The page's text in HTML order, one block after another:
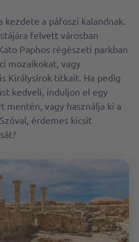
kezdete a páfoszi kalandnak.
felvett városban
Paphos régészeti parkban
mozaikokat, vagy
Királysírok titkait. Ha pedig
kedveli, induljon el egy
mentén, vagy használja ki a
érdemes kicsit